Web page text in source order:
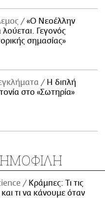
«Ο Νεοέλλην
λούεται. Γεγονός
σημασίας»
Η διπλή
στο «Σωτηρία»
Κράμπες: Τι τις
τι να κάνουμε όταν